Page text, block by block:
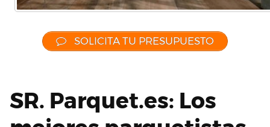
SOLICITA TU PRESUPUESTO
SR. Parquet.es: Los